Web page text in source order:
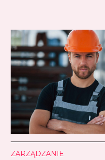
ZARZĄDZANIE